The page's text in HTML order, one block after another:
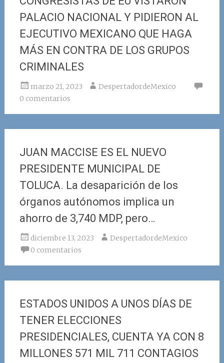
PALACIO NACIONAL Y PIDIERON AL
EJECUTIVO MEXICANO QUE HAGA
MÁS EN CONTRA DE LOS GRUPOS
CRIMINALES
marzo 21, 2023
DespertadordeMexico
0 comentarios
JUAN MACCISE ES EL NUEVO
PRESIDENTE MUNICIPAL DE
TOLUCA. La desaparición de los
órganos autónomos implica un
ahorro de 3,740 MDP, pero…
diciembre 13, 2023
DespertadordeMexico
0 comentarios
ESTADOS UNIDOS A UNOS DÍAS DE
TENER ELECCIONES
PRESIDENCIALES, CUENTA YA CON 8
MILLONES 571 MIL 711 CONTAGIOS